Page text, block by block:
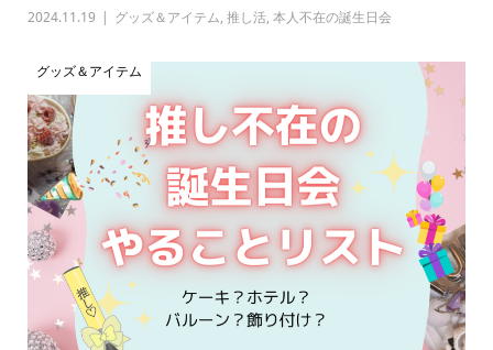
2024.11.19 グッズ＆アイテム, 推し活, 本人不在の誕生日会
グッズ＆アイテム